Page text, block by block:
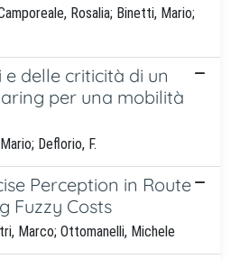
Rosalia; Binetti, Mario;
e delle criticità di un
per una mobilità
Deflorio, F.
Perception in Route
Fuzzy Costs
Marco; Ottomanelli, Michele